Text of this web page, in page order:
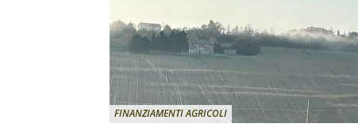
FINANZIAMENTI AGRICOLI